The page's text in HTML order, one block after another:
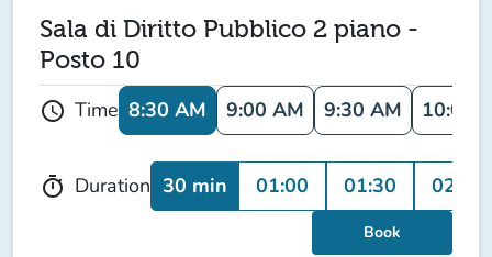
Sala di Diritto Pubblico 2 piano -
Posto 10
schedule Time 8:30 AM 9:00 AM 9:30 AM 10:00
timer Duration 30 min 01:00 01:30 02:00
Book